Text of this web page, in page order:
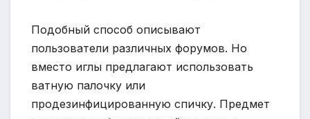
Подобный способ описывают
пользователи различных форумов. Но
вместо иглы предлагают использовать
ватную палочку или
продезинфицированную спичку. Предмет